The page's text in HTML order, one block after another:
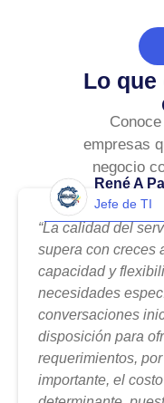
Lo
empresas
negocio
René A
Jefe de TI
“La calidad del
supera con creces
capacidad y
necesidades
conversaciones
disposición para
requerimientos,
importante, el